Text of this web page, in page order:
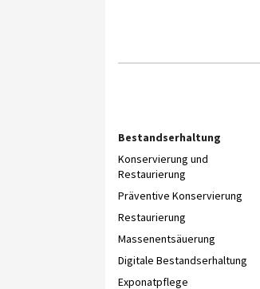
Bestandserhaltung
Konservierung und
Restaurierung
Präventive Konservierung
Restaurierung
Massenentsäuerung
Digitale Bestandserhaltung
Exponatpflege